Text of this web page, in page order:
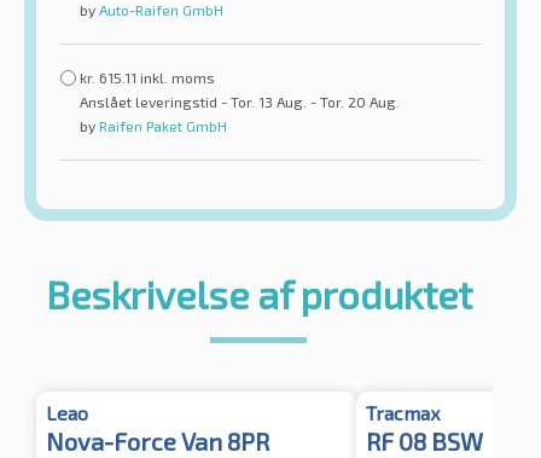
by Auto-Raifen GmbH
kr. 615.11 inkl. moms
Anslået leveringstid - Tor. 13 Aug. - Tor. 20 Aug.
by Raifen Paket GmbH
Beskrivelse af produktet
Leao
Nova-Force Van 8PR
Tracmax
RF 08 BSW